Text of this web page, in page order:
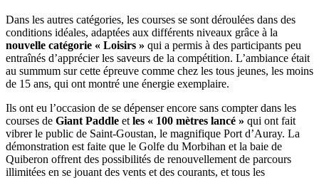
Dans les autres catégories, les courses se sont déroulées dans des
conditions idéales, adaptées aux différents niveaux grâce à la
nouvelle catégorie « Loisirs » qui a permis à des participants peu
entraînés d’apprécier les saveurs de la compétition. L’ambiance était
au summum sur cette épreuve comme chez les tous jeunes, les moins
de 15 ans, qui ont montré une énergie exemplaire.
Ils ont eu l’occasion de se dépenser encore sans compter dans les
courses de Giant Paddle et les « 100 mètres lancé » qui ont fait
vibrer le public de Saint-Goustan, le magnifique Port d’Auray. La
démonstration est faite que le Golfe du Morbihan et la baie de
Quiberon offrent des possibilités de renouvellement de parcours
illimitées en se jouant des vents et des courants, et tous les